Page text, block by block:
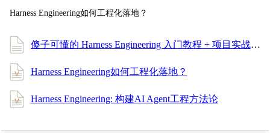
Harness Engineering如何工程化落地？
傻子可懂的 Harness Engineering 入门教程 + 项目实战，一次搞懂 AI 编程工程化！
Harness Engineering如何工程化落地？
Harness Engineering: 构建AI Agent工程方法论